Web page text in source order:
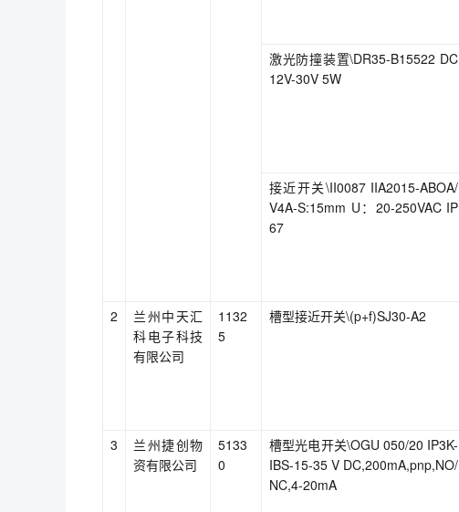
激光防撞装置\DR35-B15522 DC
12V-30V 5W
接近开关\II0087 IIA2015-ABOA/
V4A-S:15mm U：20-250VAC IP
67
2
兰州中天汇
科电子科技
有限公司
1132
5
槽型接近开关\(p+f)SJ30-A2
3
兰州捷创物
资有限公司
5133
0
槽型光电开关\OGU 050/20 IP3K-
IBS-15-35 V DC,200mA,pnp,NO/
NC,4-20mA